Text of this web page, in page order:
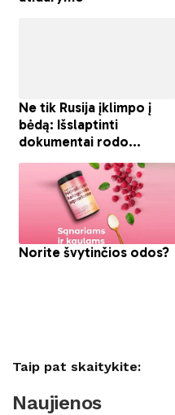
Taip pat skaitykite:
Naujienos